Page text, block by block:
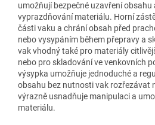
umožňují bezpečné uzavření obsahu
vyprazdňování materiálu. Horní
části vaku a chrání obsah před
nebo vysypáním během přepravy a
vak vhodný také pro materiály
nebo pro skladování ve venkovních
výsypka umožňuje jednoduché a
obsahu bez nutnosti vak rozřezávat
výrazně usnadňuje manipulaci a
materiálu.